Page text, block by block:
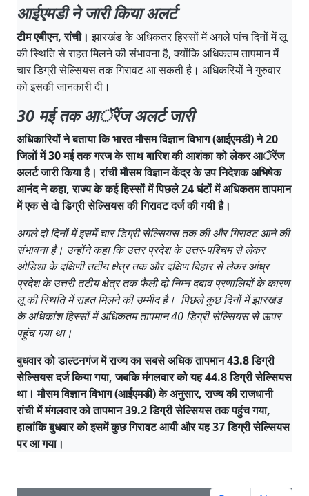
आईएमडी ने जारी किया अलर्ट
टीम एबीएन, रांची। झारखंड के अधिकतर हिस्सों में अगले पांच दिनों में लू
की स्थिति से राहत मिलने की संभावना है, क्योंकि अधिकतम तापमान में
चार डिग्री सेल्सियस तक गिरावट आ सकती है। अधिकरियों ने गुरुवार
को इसकी जानकारी दी।
30 मई तक आॅरेंज अलर्ट जारी
अधिकारियों ने बताया कि भारत मौसम विज्ञान विभाग (आईएमडी) ने 20
जिलों में 30 मई तक गरज के साथ बारिश की आशंका को लेकर आॅरेंज
अलर्ट जारी किया है। रांची मौसम विज्ञान केंद्र के उप निदेशक अभिषेक
आनंद ने कहा, राज्य के कई हिस्सों में पिछले 24 घंटों में अधिकतम तापमान
में एक से दो डिग्री सेल्सियस की गिरावट दर्ज की गयी है।
अगले दो दिनों में इसमें चार डिग्री सेल्सियस तक की और गिरावट आने की
संभावना है। उन्होंने कहा कि उत्तर प्रदेश के उत्तर-पश्चिम से लेकर
ओडिशा के दक्षिणी तटीय क्षेत्र तक और दक्षिण बिहार से लेकर आंध्र
प्रदेश के उत्तरी तटीय क्षेत्र तक फैली दो निम्न दबाव प्रणालियों के कारण
लू की स्थिति में राहत मिलने की उम्मीद है। पिछले कुछ दिनों में झारखंड
के अधिकांश हिस्सों में अधिकतम तापमान 40 डिग्री सेल्सियस से ऊपर
पहुंच गया था।
बुधवार को डाल्टनगंज में राज्य का सबसे अधिक तापमान 43.8 डिग्री
सेल्सियस दर्ज किया गया, जबकि मंगलवार को यह 44.8 डिग्री सेल्सियस
था। मौसम विज्ञान विभाग (आईएमडी) के अनुसार, राज्य की राजधानी
रांची में मंगलवार को तापमान 39.2 डिग्री सेल्सियस तक पहुंच गया,
हालांकि बुधवार को इसमें कुछ गिरावट आयी और यह 37 डिग्री सेल्सियस
पर आ गया।